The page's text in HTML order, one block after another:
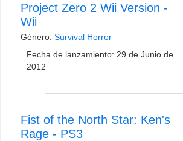
Project Zero 2 Wii Version -
Wii
Género: Survival Horror
Fecha de lanzamiento: 29 de Junio de
2012
Fist of the North Star: Ken's
Rage - PS3